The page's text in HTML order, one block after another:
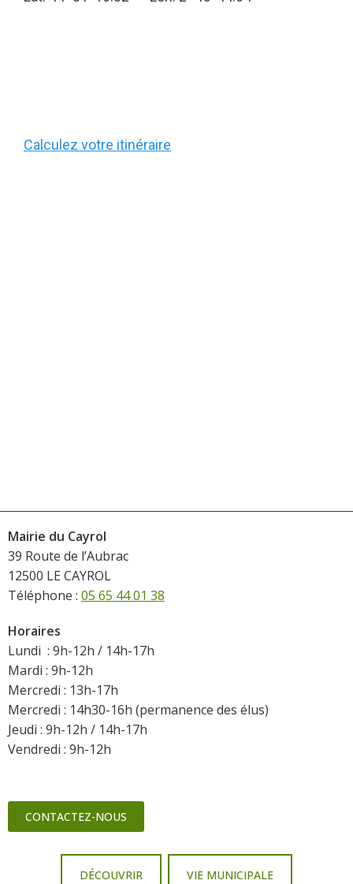
Calculez votre itinéraire
Mairie du Cayrol
39 Route de l’Aubrac
12500 LE CAYROL
Téléphone : 05 65 44 01 38
Horaires
Lundi : 9h-12h / 14h-17h
Mardi : 9h-12h
Mercredi : 13h-17h
Mercredi : 14h30-16h (permanence des élus)
Jeudi : 9h-12h / 14h-17h
Vendredi : 9h-12h
CONTACTEZ-NOUS
DÉCOUVRIR VIE MUNICIPALE